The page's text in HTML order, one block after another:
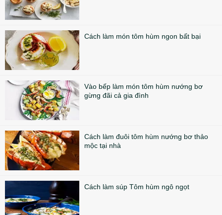
Cách làm món tôm hùm ngon bất bại
Vào bếp làm món tôm hùm nướng bơ
gừng đãi cả gia đình
Cách làm đuôi tôm hùm nướng bơ thảo
mộc tại nhà
Cách làm súp Tôm hùm ngô ngọt